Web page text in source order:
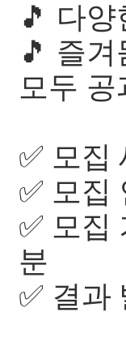
🎵 다
🎵 즐
모두
✅ 모집
✅ 모집
✅ 모집
분
✅ 결과